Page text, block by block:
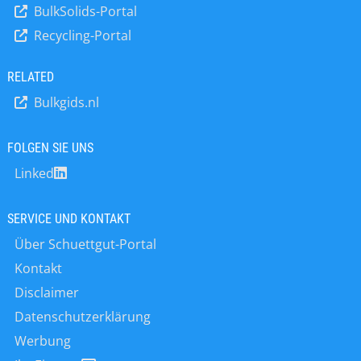
Vorhaben für Kunden in den
Bereichen Pharma, Biolech und
Ausgabe stellt das ostdeutsche
WIRTSCHAFT+MARKT 150…
BulkSolids-Portal
Recycling-Portal
RELATED
Bulkgids.nl
FOLGEN SIE UNS
Linked
SERVICE UND KONTAKT
Über Schuettgut-Portal
Kontakt
Disclaimer
Datenschutzerklärung
Werbung